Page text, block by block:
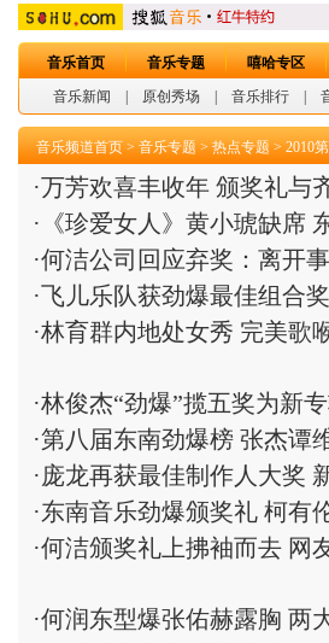
音乐首页 音乐专题 嘻哈专区
音乐新闻
原创秀场 音乐排行
音乐频道首页 > 音乐专题 > 热点专题 > 2010
·万芳欢喜丰收年 颁奖礼与
· 《珍爱女人》黄小琥缺席
·何洁公司回应弃奖：离开
·飞儿乐队获劲爆最佳组合
·林育群内地处女秀 完美歌
·林俊杰“劲爆”揽五奖为新
·第八届东南劲爆榜 张杰谭
·庞龙再获最佳制作人大奖
·东南音乐劲爆颁奖礼 柯有
·何洁颁奖礼上拂袖而去 网
·何润东型爆张佑赫露胸 两